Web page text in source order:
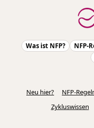
Was ist NFP? NFP-
Neu hier? NFP-
Zykluswissen